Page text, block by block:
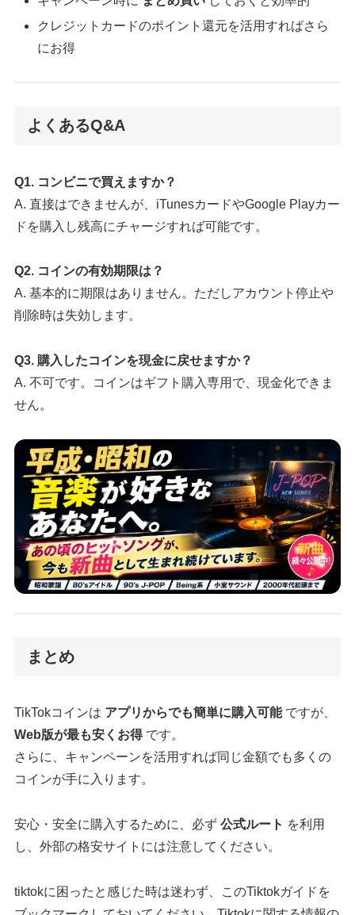
クレジットカードのポイント還元を活用すればさら
にお得
よくあるQ&A
Q1. コンビニで買えますか？
A. 直接はできませんが、iTunesカードやGoogle Playカー
ドを購入し残高にチャージすれば可能です。
Q2. コインの有効期限は？
A. 基本的に期限はありません。ただしアカウント停止や
削除時は失効します。
Q3. 購入したコインを現金に戻せますか？
A. 不可です。コインはギフト購入専用で、現金化できま
せん。
まとめ
TikTokコインは アプリからでも簡単に購入可能ですが、
Web版が最も安くお得です。
さらに、キャンペーンを活用すれば同じ金額でも多くの
コインが手に入ります。
安心・安全に購入するために、必ず公式ルート を利用
し、外部の格安サイトには注意してください。
tiktokに困ったと感じた時は迷わず、このTiktokガイドを